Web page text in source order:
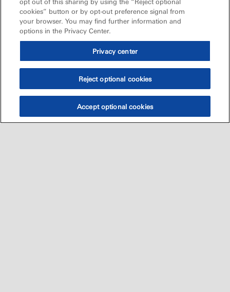
cookies” button or by opt-out preference signal from
your browser. You may find further information and
options in the Privacy Center.
Privacy center
Reject optional cookies
Accept optional cookies